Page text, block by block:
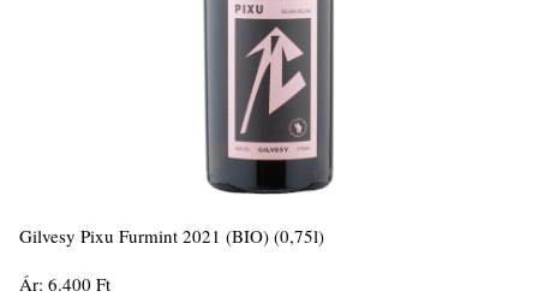
Gilvesy Pixu Furmint 2021 (BIO) (0,75l)
Ár: 6.400 Ft